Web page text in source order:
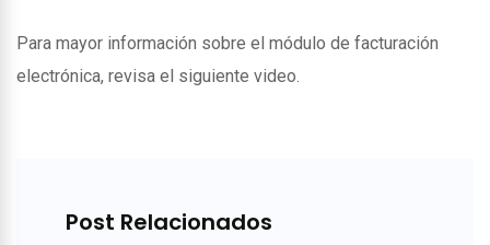
Para mayor información sobre el módulo de facturación
electrónica, revisa el siguiente video.
Post Relacionados